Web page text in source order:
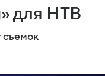
для НТВ
съемок